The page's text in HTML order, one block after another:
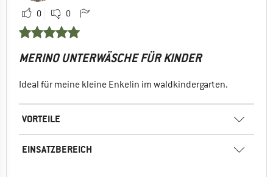
0 0
MERINO UNTERWÄSCHE FÜR KINDER
Ideal für meine kleine Enkelin im waldkindergarten.
VORTEILE
EINSATZBEREICH